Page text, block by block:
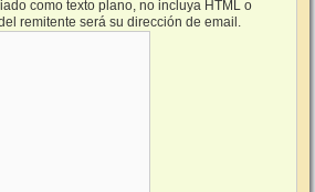
como texto plano, no incluya HTML o
remitente será su dirección de email.